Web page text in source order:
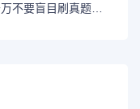
想上重点高中，初三数理化复习 千万不要盲目刷真题卷和模拟卷！